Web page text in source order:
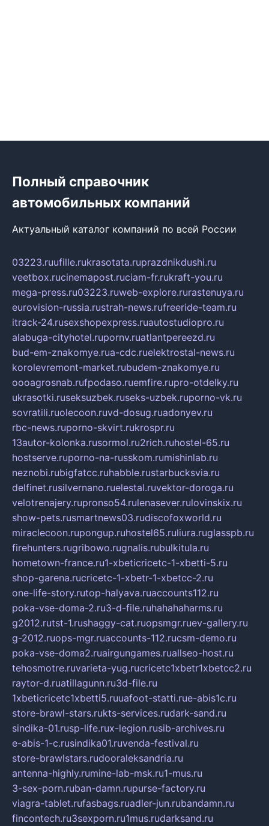
Полный справочник
автомобильных компаний
Актуальный каталог компаний по всей России
03223.ruufille.rukrasotata.ruprazdnikdushi.ru
veetbox.rucinemapost.ruciam-fr.rukraft-you.ru
mega-press.ru03223.ruweb-explore.rurastenuya.ru
eurovision-russia.rustrah-news.rufreeride-team.ru
itrack-24.rusexshopexpress.ruautostudiopro.ru
alabuga-cityhotel.rupornv.ruatlantpereezd.ru
bud-em-znakomye.rua-cdc.ruelektrostal-news.ru
korolevremont-market.rubudem-znakomye.ru
oooagrosnab.rufpodaso.ruemfire.rupro-otdelky.ru
ukrasotki.ruseksuzbek.ruseks-uzbek.ruporno-vk.ru
sovratili.ruolecoon.ruvd-dosug.ruadonyev.ru
rbc-news.ruporno-skvirt.rukrospr.ru
13autor-kolonka.rusormol.ru2rich.ruhostel-65.ru
hostserve.ruporno-na-russkom.rumishinlab.ru
neznobi.rubigfatcc.ruhabble.rustarbucksvia.ru
delfinet.rusilvernano.ruelestal.ruvektor-doroga.ru
velotrenajery.rupronso54.rulenasever.rulovinskix.ru
show-pets.rusmartnews03.rudiscofoxworld.ru
miraclecoon.rupongup.ruhostel65.ruliura.ruglasspb.ru
firehunters.rugribowo.rugnalis.rubulkitula.ru
hometown-france.ru1-xbeticricetc-1-xbetti-5.ru
shop-garena.rucricetc-1-xbetr-1-xbetcc-2.ru
one-life-story.rutop-halyava.ruaccounts112.ru
poka-vse-doma-2.ru3-d-file.ruhahahaharms.ru
g2012.rutst-1.rushaggy-cat.ruopsmgr.ruev-gallery.ru
g-2012.ruops-mgr.ruaccounts-112.rucsm-demo.ru
poka-vse-doma2.ruairgungames.ruallseo-host.ru
tehosmotre.ruvarieta-yug.rucricetc1xbetr1xbetcc2.ru
raytor-d.ruatillagunn.ru3d-file.ru
1xbeticricetc1xbetti5.ruuafoot-statti.rue-abis1c.ru
store-brawl-stars.rukts-services.rudark-sand.ru
sindika-01.rusp-life.rux-legion.rusib-archives.ru
e-abis-1-c.rusindika01.ruvenda-festival.ru
store-brawlstars.rudooraleksandria.ru
antenna-highly.rumine-lab-msk.ru1-mus.ru
3-sex-porn.ruban-damn.rupurse-factory.ru
viagra-tablet.rufasbags.ruadler-jun.rubandamn.ru
fincontech.ru3sexporn.ru1mus.rudarksand.ru